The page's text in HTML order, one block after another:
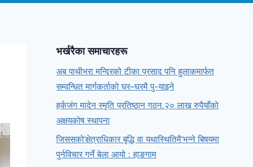
भर्खरैका समाचारहरू
अब पाथीभरा मन्दिरको टीका प्रसाद पनि हुलाकमार्फत
सम्वन्धित मार्गकर्ताको घर–घरमै पु-याइने
हर्कजंग मादेन स्मृति प्रतिष्ठान गठन,२० लाख रुपैयाँको
अक्षयकोष स्थापना
जिससको‘क्षेत्राधिकार बृद्धि वा यथास्थितिमै’भन्ने बिषयमा
पुर्नविचार गर्ने बेला आयो : हाङगाम